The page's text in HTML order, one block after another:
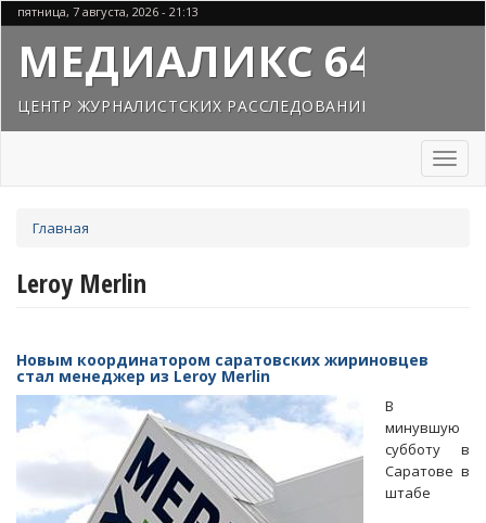
Перейти
к
основному
содержанию
пятница, 7 августа, 2026 - 21:13
МЕДИАЛИКС 64
ЦЕНТР ЖУРНАЛИСТСКИХ РАССЛЕДОВАНИЙ
Toggle
здесь
Главная
Leroy Merlin
Новым координатором саратовских жириновцев
стал менеджер из Leroy Merlin
В
минувшую
субботу в
Саратове в
штабе